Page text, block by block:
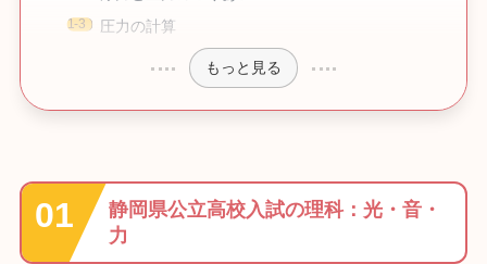
圧力の計算
もっと見る
静岡県公立高校入試の理科：光・音・
力